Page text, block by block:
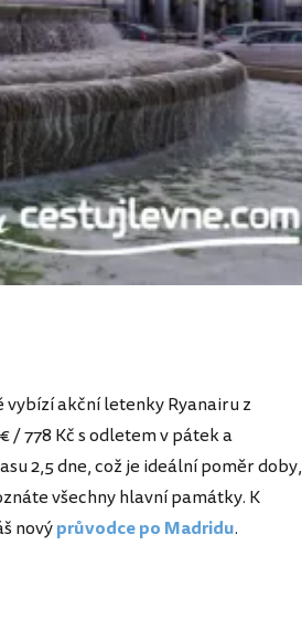
akční letenky Ryanairu z
778 Kč s odletem v pátek a
2,5 dne, což je ideální poměr doby,
všechny hlavní památky. K
novýprůvodce po Madridu.